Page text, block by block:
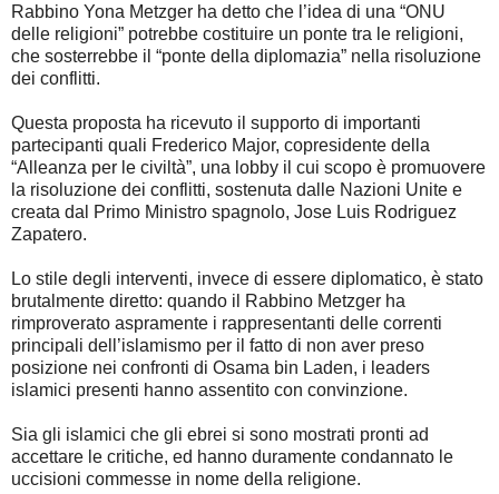
Rabbino Yona Metzger ha detto che l’idea di una “ONU
delle religioni” potrebbe costituire un ponte tra le religioni,
che sosterrebbe il “ponte della diplomazia” nella risoluzione
dei conflitti.
Questa proposta ha ricevuto il supporto di importanti
partecipanti quali Frederico Major, copresidente della
“Alleanza per le civiltà”, una lobby il cui scopo è promuovere
la risoluzione dei conflitti, sostenuta dalle Nazioni Unite e
creata dal Primo Ministro spagnolo, Jose Luis Rodriguez
Zapatero.
Lo stile degli interventi, invece di essere diplomatico, è stato
brutalmente diretto: quando il Rabbino Metzger ha
rimproverato aspramente i rappresentanti delle correnti
principali dell’islamismo per il fatto di non aver preso
posizione nei confronti di Osama bin Laden, i leaders
islamici presenti hanno assentito con convinzione.
Sia gli islamici che gli ebrei si sono mostrati pronti ad
accettare le critiche, ed hanno duramente condannato le
uccisioni commesse in nome della religione.